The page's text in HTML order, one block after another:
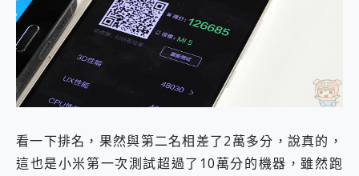
看一下排名，果然與第二名相差了2萬多分，說真的，
這也是小米第一次測試超過了10萬分的機器，雖然跑